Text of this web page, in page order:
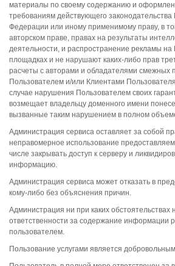
материалы по своему содержанию и
требованиям действующего законодательства
Федерации или иному применимому праву, в
авторском праве, правах на результаты
деятельности, и распространение рекламы на
площадках и не нарушают каких-либо прав
расчеты с авторами и обладателями смежных
Пользователем и/или Клиентами
случае нарушения Пользователем своих
возмещает владельцу доменного имени
вызванные таким нарушением в полном
Администрация сервиса оставляет за собой
неправомерное использование
числе закрывать доступ к серверу и
информацию.
Администрация сервиса может отказать в
кому-либо без объяснения причин.
Администрация ни при каких обстоятельствах
ответственности за содержание информации
пользователем.
Пользование услугами является